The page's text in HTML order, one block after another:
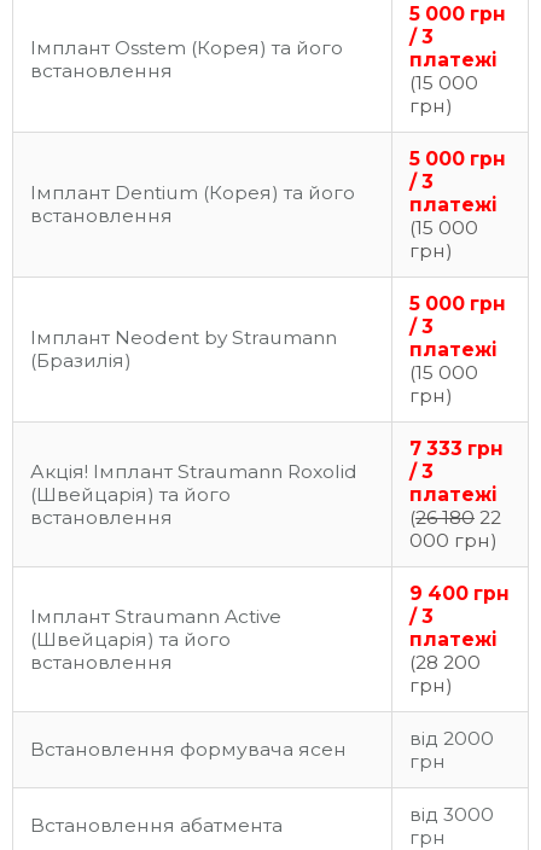
Імплант Osstem (Корея) та його
встановлення
5 000 грн
/ 3
платежі
(15 000
грн)
Імплант Dentium (Корея) та його
встановлення
5 000 грн
/ 3
платежі
(15 000
грн)
Імплант Neodent by Straumann
(Бразилія)
5 000 грн
/ 3
платежі
(15 000
грн)
Акція! Імплант Straumann Roxolid
(Швейцарія) та його
встановлення
7 333 грн
/ 3
платежі
(26 180 22
000 грн)
Імплант Straumann Active
(Швейцарія) та його
встановлення
9 400 грн
/ 3
платежі
(28 200
грн)
Встановлення формувача ясен
від 2000
грн
Встановлення абатмента
від 3000
грн